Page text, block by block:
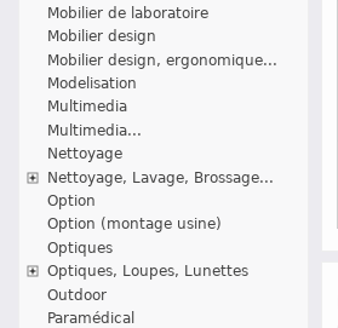
Mobilier de laboratoire
Mobilier design
Mobilier design, ergonomique...
Modelisation
Multimedia
Multimedia...
Nettoyage
Nettoyage, Lavage, Brossage...
Option
Option (montage usine)
Optiques
Optiques, Loupes, Lunettes
Outdoor
Paramédical